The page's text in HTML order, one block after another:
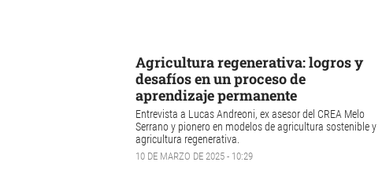
Agricultura regenerativa: logros y
desafíos en un proceso de
aprendizaje permanente
Entrevista a Lucas Andreoni, ex asesor del CREA Melo
Serrano y pionero en modelos de agricultura sostenible y
agricultura regenerativa.
10 DE MARZO DE 2025 - 10:29